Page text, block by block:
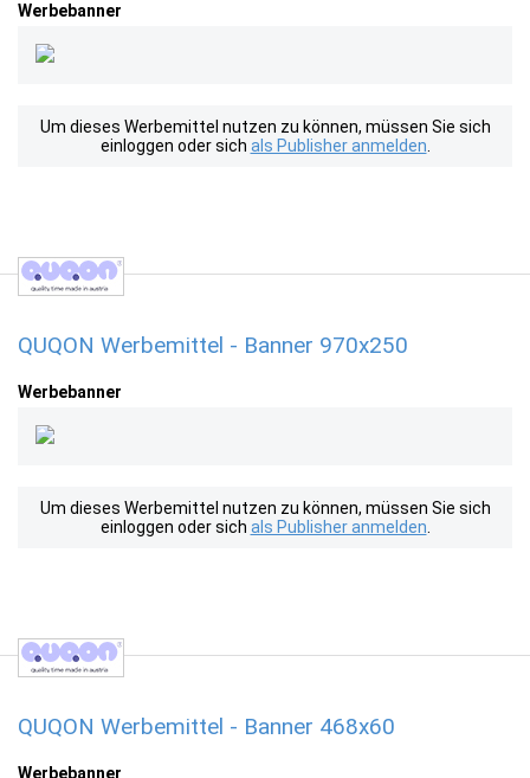
Werbebanner
Um dieses Werbemittel nutzen zu können, müssen Sie sich
einloggen oder sich als Publisher anmelden
QUQON Werbemittel - Banner 970x250
Werbebanner
Um dieses Werbemittel nutzen zu können, müssen Sie sich
einloggen oder sich als Publisher anmelden
QUQON Werbemittel - Banner 468x60
Werbebanner